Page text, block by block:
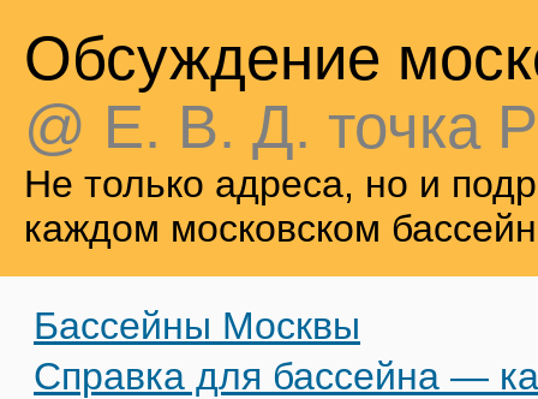
Обсуждение
@ Е. В. Д. точка
Не только адреса, но и
каждом московском
Бассейны Москвы
Справка для бассейна —